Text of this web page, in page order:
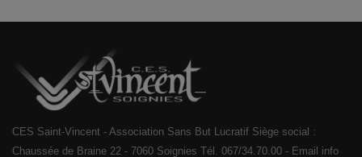
CES Saint-Vincent - Association Sans But Lucratif Siège social :
Chaussée de Braine 22 - 7060 Soignies Tél. 067/34.70.00 - Email info